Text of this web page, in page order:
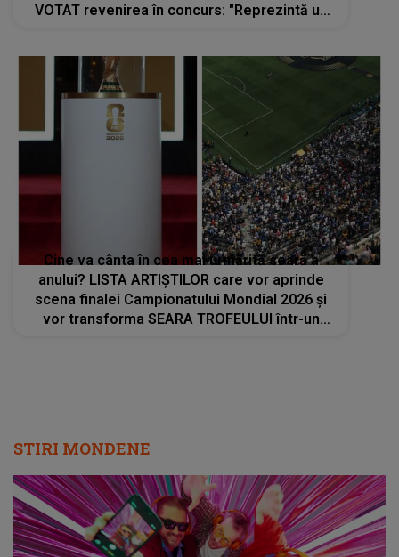
VOTAT revenirea în concurs: "Reprezintă un
Cine va cânta în cea mai urmărită seară a
anului? LISTA ARTIȘTILOR care vor aprinde
scena finalei Campionatului Mondial 2026 și
vor transforma SEARA TROFEULUI într-un
STIRI MONDENE